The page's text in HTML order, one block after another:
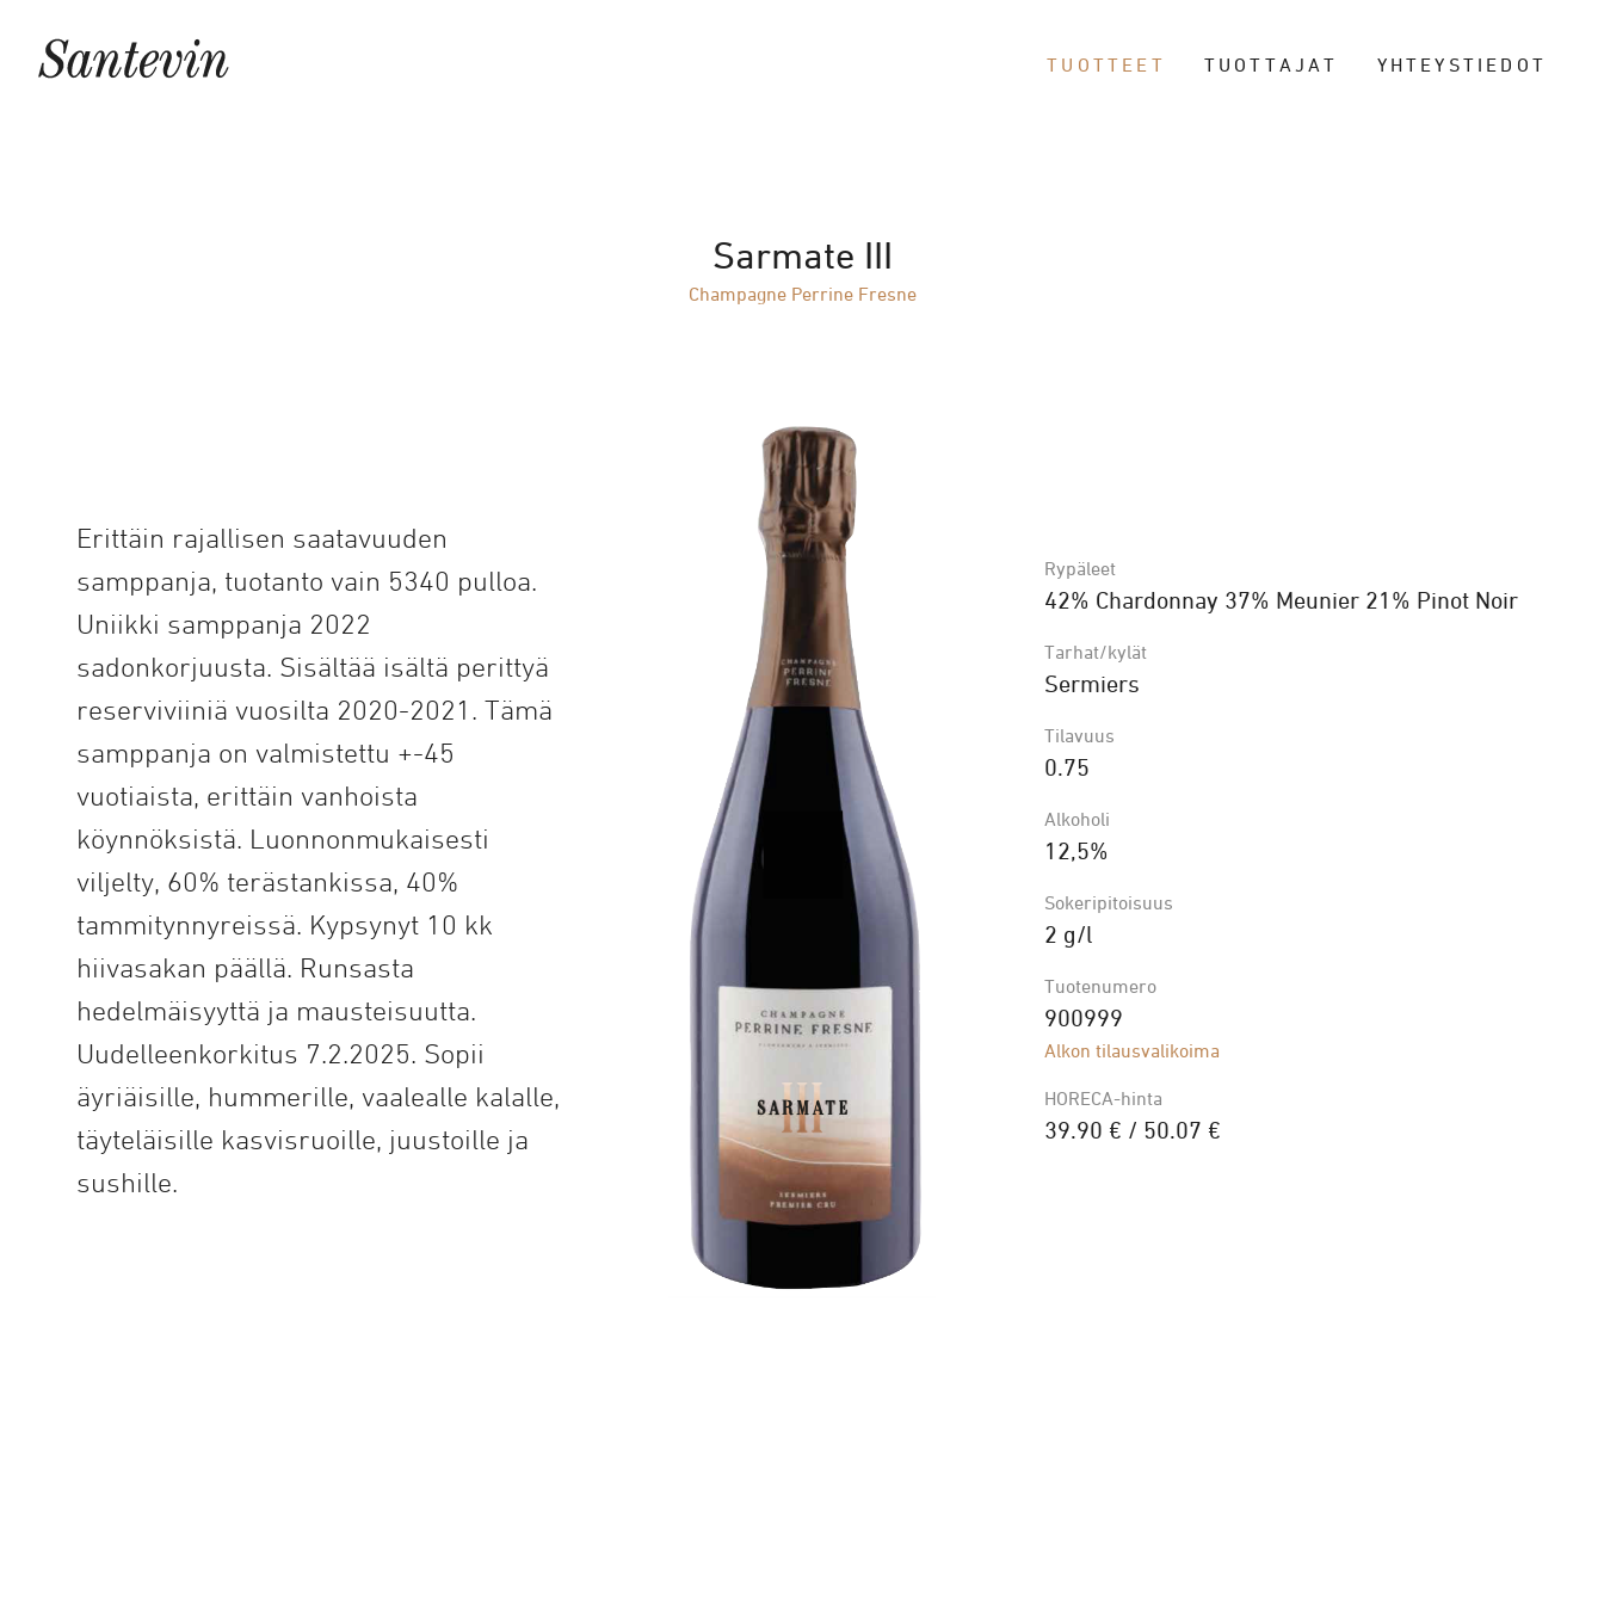
TUOTTEET TUOTTAJAT YHTEYSTIEDOT
Sarmate III
Champagne Perrine Fresne
Erittäin rajallisen saatavuuden
samppanja, tuotanto vain 5340 pulloa.
Uniikki samppanja 2022
sadonkorjuusta. Sisältää isältä perittyä
reserviviiniä vuosilta 2020-2021. Tämä
samppanja on valmistettu +-45
vuotiaista, erittäin vanhoista
köynnöksistä. Luonnonmukaisesti
viljelty, 60% terästankissa, 40%
tammitynnyreissä. Kypsynyt 10 kk
hiivasakan päällä. Runsasta
hedelmäisyyttä ja mausteisuutta.
Uudelleenkorkitus 7.2.2025. Sopii
äyriäisille, hummerille, vaalealle kalalle,
täyteläisille kasvisruoille, juustoille ja
sushille.
Rypäleet
42% Chardonnay 37% Meunier 21% Pinot Noir
Tarhat/kylät
Sermiers
Tilavuus
0.75
Alkoholi
12,5%
Sokeripitoisuus
2 g/l
Tuotenumero
900999
Alkon tilausvalikoima
HORECA-hinta
39.90 € / 50.07 €